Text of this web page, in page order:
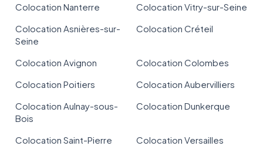
Colocation Nanterre
Colocation Vitry-sur-Seine
Colocation Asnières-sur-
Seine
Colocation Créteil
Colocation Avignon
Colocation Colombes
Colocation Poitiers
Colocation Aubervilliers
Colocation Aulnay-sous-
Bois
Colocation Dunkerque
Colocation Saint-Pierre
Colocation Versailles